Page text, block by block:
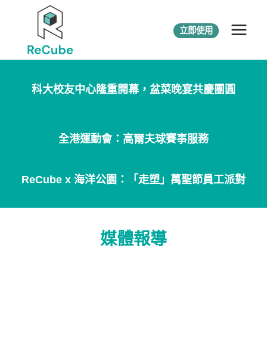
立即使用
科大校友中心隆重開幕，盆菜晚宴共慶團圓
全港運動會：高爾夫球賽事服務
ReCube x 海洋公園：「走塑」萬聖節員工派對
媒體報導